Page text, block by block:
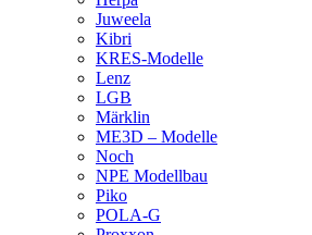
Juweela
Kibri
KRES-Modelle
Lenz
LGB
Märklin
ME3D – Modelle
Noch
NPE Modellbau
Piko
POLA-G